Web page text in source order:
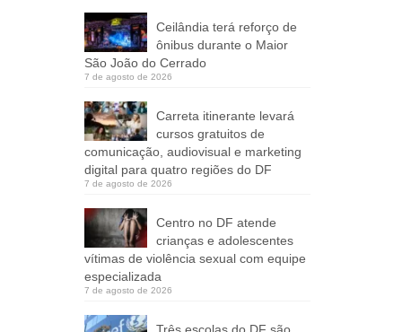
Ceilândia terá reforço de
ônibus durante o Maior
São João do Cerrado
7 de agosto de 2026
Carreta itinerante levará
cursos gratuitos de
comunicação, audiovisual e marketing
digital para quatro regiões do DF
7 de agosto de 2026
Centro no DF atende
crianças e adolescentes
vítimas de violência sexual com equipe
especializada
7 de agosto de 2026
Três escolas do DF são